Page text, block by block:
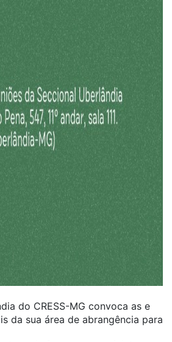
do CRESS-MG convoca as e
da sua área de abrangência para